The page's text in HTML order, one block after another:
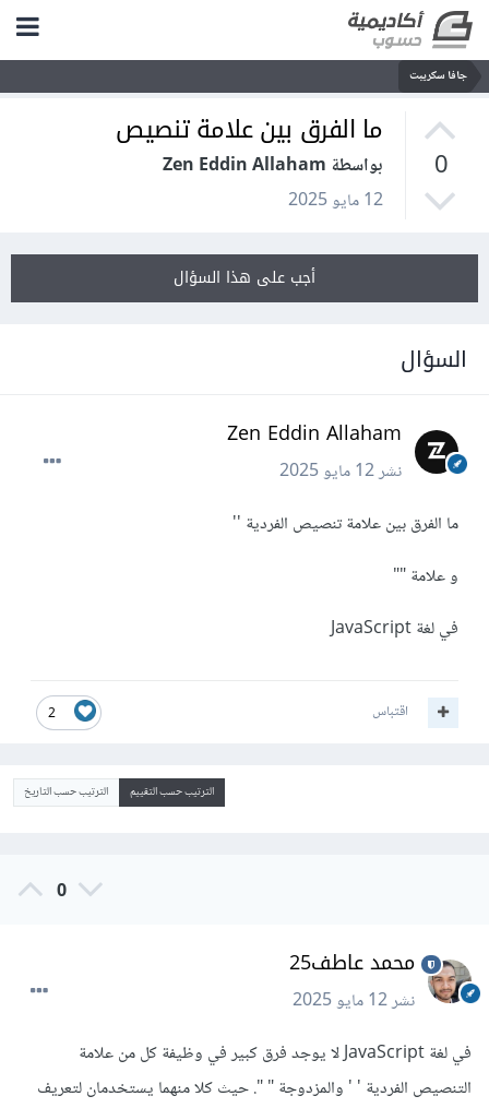
جافا سكريبت
0
ما الفرق بين علامة تنصيص
بواسطة Zen Eddin Allaham
12 مايو 2025
أجب على هذا السؤال
السؤال
Zen Eddin Allaham
نشر12 مايو 2025
ما الفرق بين علامة تنصيص الفردية ''
و علامة ""
في لغة JavaScript
2 اقتباس
الترتيب حسب التقييم الترتيب حسب التاريخ
0
محمد عاطف25
نشر12 مايو 2025
في لغة JavaScript لا يوجد فرق كبير في وظيفة كل من علامة
التنصيص الفردية ' ' والمزدوجة " ". حيث كلا منهما يستخدمان لتعريف